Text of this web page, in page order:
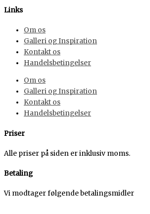
Links
Om os
Galleri og Inspiration
Kontakt os
Handelsbetingelser
Om os
Galleri og Inspiration
Kontakt os
Handelsbetingelser
Priser
Alle priser på siden er inklusiv moms.
Betaling
Vi modtager følgende betalingsmidler